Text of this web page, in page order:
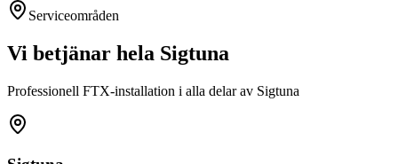
Serviceområden
Vi betjänar hela Sigtuna
Professionell FTX-installation i alla delar av Sigtuna